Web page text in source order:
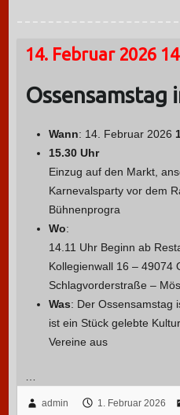
14. Februar 2026
Ossensamstag
Wann: 14. Februar 2026
15.30 Uhr
Einzug auf den Markt,
Karnevalsparty vor dem
Bühnenprogra
Wo:
14.11 Uhr Beginn ab
Kollegienwall 16 – 49074
Schlagvorderstraße –
Was: Der Ossensamstag
ist ein Stück gelebte
Vereine aus
admin 1. Februar 2026